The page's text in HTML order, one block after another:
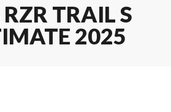
TRAIL S
2025